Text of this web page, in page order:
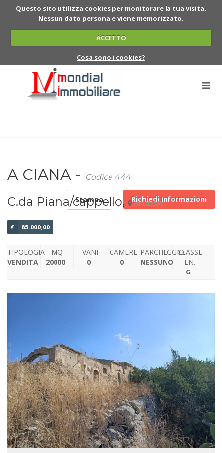
Questo sito utilizza cookies per monitorare la tua visita.
Nessun dato personale viene memorizzato.
ACCETTO
Cosa sono i cookies?
A CIANA - Codice 444
C.da Piana/cappello, Noto (SR)
€ 85.000,00
Stampa Richiedi Informazioni
TIPOLOGIA
VENDITA
MQ
20000
VANI
0
CAMERE
0
PARCHEGGIO
NESSUNO
CLASSE
EN.
G